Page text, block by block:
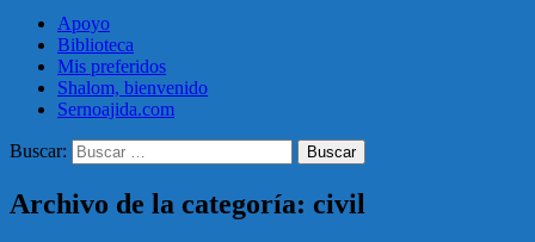
Apoyo
Biblioteca
Mis preferidos
Shalom, bienvenido
Sernoajida.com
Buscar:
Archivo de la categoría: civil